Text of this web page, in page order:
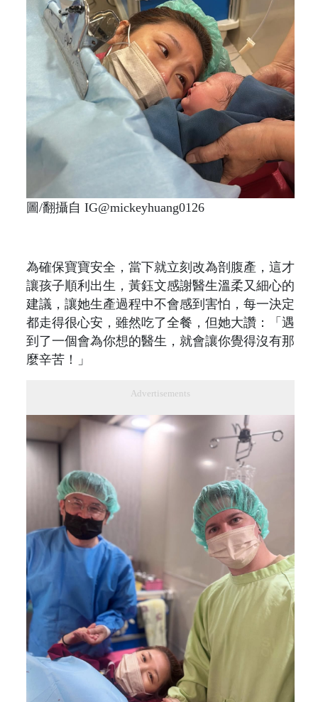
圖/翻攝自 IG@mickeyhuang0126
為確保寶寶安全，當下就立刻改為剖腹產，這才
讓孩子順利出生，黃鈺文感謝醫生溫柔又細心的
建議，讓她生產過程中不會感到害怕，每一決定
都走得很心安，雖然吃了全餐，但她大讚：「遇
到了一個會為你想的醫生，就會讓你覺得沒有那
麼辛苦！」
Advertisements